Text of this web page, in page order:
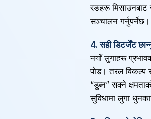
रङहरू मिसाउनबाट
सञ्चालन
4. सही डिटर्जेंट
नयाँ लुगाहरू
पोड। तरल विकल्प
“डुब्न” सक्ने
सुविधामा लुगा